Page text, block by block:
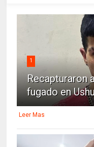
1
Recapturaron
fugado en
Leer Mas